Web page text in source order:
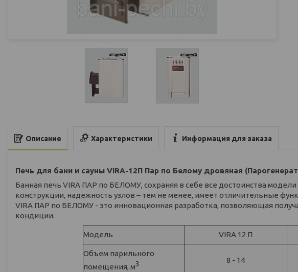
Описание Характеристики Информация для заказа
Печь для бани и сауны VIRA-12П Пар по Белому дровяная
Банная печь VIRA ПАР по БЕЛОМУ, сохраняя в себе все достоинства
конструкции, надежность узлов – тем не менее, имеет отличительные
VIRA ПАР по БЕЛОМУ - это инновационная разработка, позволяющая
кондиции.
Модель VIRA 12 П
Объем парильного
помещения, м3 8 - 14